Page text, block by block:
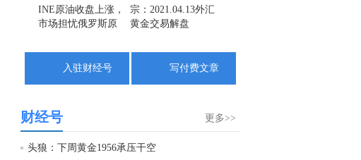
沪镍期货主力合约跳水，短线下挫近2000点，日内由涨转跌，现报129320元/吨。消息面上，Weda Bay Nickel获批新增2500万吨镍矿RKAB配额，加上上半年已获批额度，WBN2026年全年镍矿RKAB总配额已增至约3700万吨湿吨。
INE原油收盘上涨，
市场担忧俄罗斯原
宗：2021.04.13外汇
黄金交易解盘
入驻财经号 写付费文章
更多>>
财经号
头狼：下周黄金1956承压干空